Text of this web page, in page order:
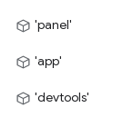
'panel'
'app'
'devtools'